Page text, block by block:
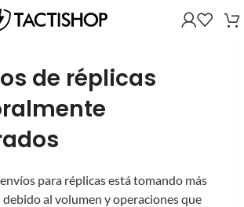
de réplicas
para réplicas está tomando más
al volumen y operaciones que